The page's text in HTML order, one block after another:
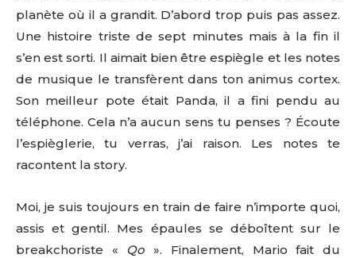
planète où il a grandit. D’abord trop puis pas assez.
Une histoire triste de sept minutes mais à la fin il
s’en est sorti. Il aimait bien être espiègle et les notes
de musique le transfèrent dans ton animus cortex.
Son meilleur pote était Panda, il a fini pendu au
téléphone. Cela n’a aucun sens tu penses ? Écoute
l’espièglerie, tu verras, j’ai raison. Les notes te
racontent la story.
Moi, je suis toujours en train de faire n’importe quoi,
assis et gentil. Mes épaules se déboîtent sur le
breakchoriste « Qo ». Finalement, Mario fait du